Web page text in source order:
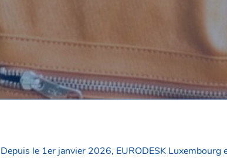
Depuis le 1er janvier 2026, EURODESK